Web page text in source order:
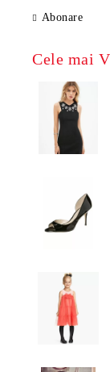
Abonare
Cele mai